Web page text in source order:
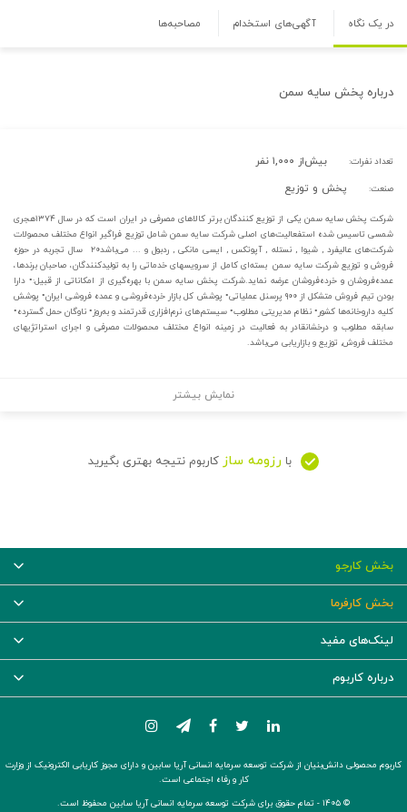
در یک نگاه آگهی‌های استخدام مصاحبه‌ها
درباره پخش سایه سمن
تعداد نفرات: بیش‌از ۱,۰۰۰ نفر
صنعت: پخش و توزیع
شرکت پخش سایه سمن یکی از توزیع کنندگان برتر کالاهای مصرفی در ایران است که در سال ۱۳۷۴هجری
شمسی تاسیس شده استفعالیت‌های اصلی شرکت سایه سمن شامل توزیع فراگیر انواع مختلف محصولات
شرکت‌های عالیفرد , شیوا , نستله , آپوتکس , ایسی مانکی , ردبول و ... می‌باشد۲۰ سال تجربه در حوزه
فروش و توزیع شرکت سایه سمن بسته‌ای کامل از سرویسهای خدماتی را به تولیدکنندگان، صاحبان برندها،
عمده‌فروشان و خرده‌فروشان عرضه نماید.شرکت پخش سایه سمن با بهره‌گیری از امکاناتی از قبیل:• دارا
بودن تیم فروش متشکل از ۹۰۰ پرسنل عملیاتی• پوشش کل بازار خرده‌فروشی و عمده فروشی ایران• پوشش
کلیه داروخانه‌ها کشور• نظام مدیریتی مطلوب• سیستم‌های نرم‌افزاری قدرتمند و به‌روز• ناوگان حمل گسترده•
سابقه مطلوب و درخشانقادر به فعالیت در زمینه انواع مختلف محصولات مصرفی و اجرای استراتژیهای
مختلف فروش, توزیع و بازاریابی می‌باشد.
نمایش بیشتر
با رزومه ساز کاربوم نتیجه بهتری بگیرید
بخش کارجو
بخش کارفرما
لینک‌های مفید
درباره کاربوم
کاربوم محصولی دانش‌بنیان از شرکت توسعه سرمایه انسانی آریا سابین و دارای مجوز کاریابی الکترونیک از وزارت
کار و رفاه اجتماعی است.
© ۱۴۰۵ -
تمام حقوق برای شرکت توسعه سرمایه انسانی آریا سابین محفوظ است.